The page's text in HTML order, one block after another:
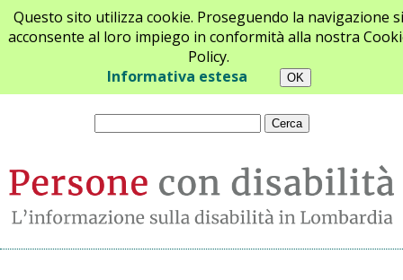
Questo sito utilizza cookie. Proseguendo la navigazione si
acconsente al loro impiego in conformità alla nostra
Policy.
Informativa estesa
Chi siamo Newsletter Contatti